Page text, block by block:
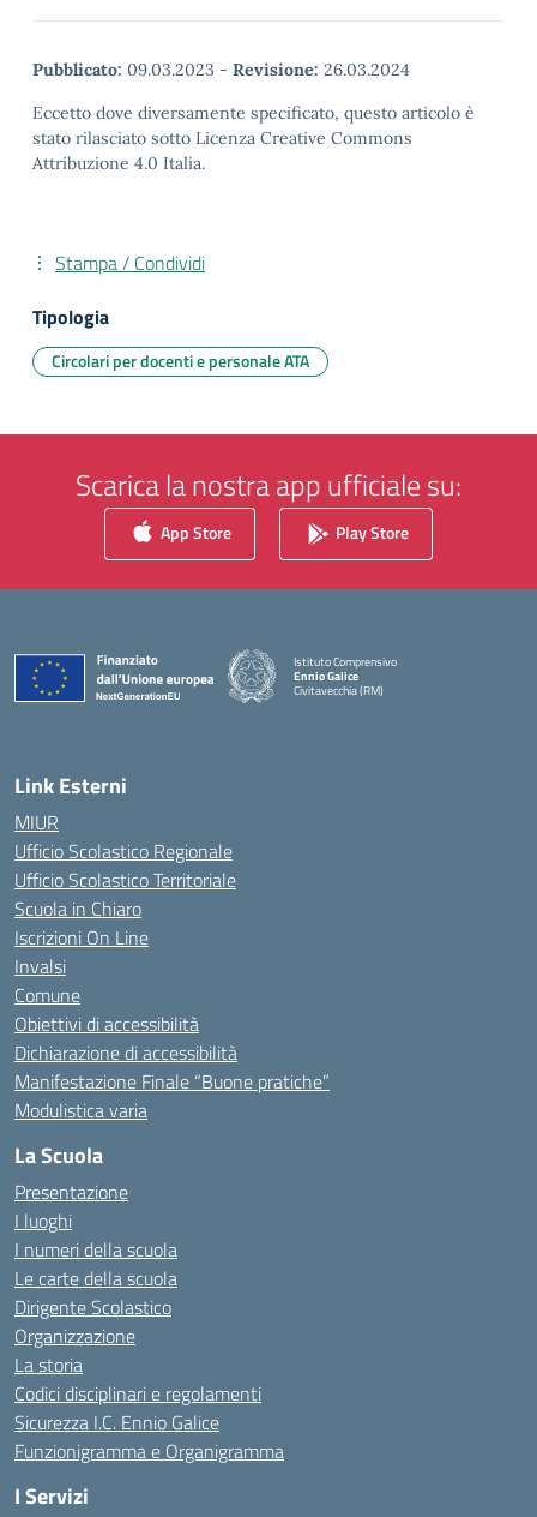
Pubblicato: 09.03.2023 - Revisione: 26.03.2024
Eccetto dove diversamente specificato, questo articolo è
stato rilasciato sotto Licenza Creative Commons
Attribuzione 4.0 Italia.
Stampa / Condividi
Tipologia
Circolari per docenti e personale ATA
Scarica la nostra app ufficiale su:
App Store Play Store
Istituto Comprensivo
Ennio Galice
Civitavecchia (RM)
Link Esterni
MIUR
Ufficio Scolastico Regionale
Ufficio Scolastico Territoriale
Scuola in Chiaro
Iscrizioni On Line
Invalsi
Comune
Obiettivi di accessibilità
Dichiarazione di accessibilità
Manifestazione Finale “Buone pratiche”
Modulistica varia
La Scuola
Presentazione
I luoghi
I numeri della scuola
Le carte della scuola
Dirigente Scolastico
Organizzazione
La storia
Codici disciplinari e regolamenti
Sicurezza I.C. Ennio Galice
Funzionigramma e Organigramma
I Servizi